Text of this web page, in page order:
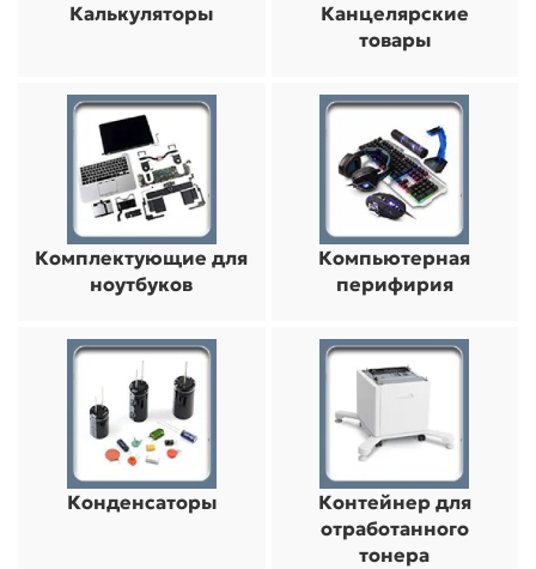
Калькуляторы
Канцелярские
товары
Комплектующие для
ноутбуков
Компьютерная
перифирия
Конденсаторы
Контейнер для
отработанного
тонера